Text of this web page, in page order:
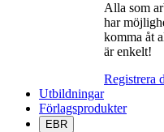
Alla som
har
komma åt
är enkelt!
Registrera
Utbildningar
Förlagsprodukter
EBR